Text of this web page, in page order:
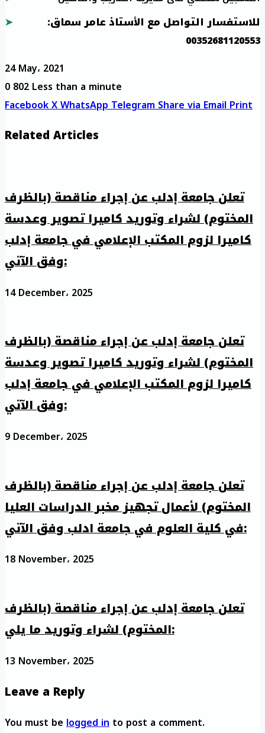
للاستفسار التواصل مع الأستاذ عامر سماق:
00352681120553
24 May، 2021
0802Less than a minute
FacebookXWhatsAppTelegramShare via EmailPrint
Related Articles
تعلن جامعة إدلب عن إجراء مناقصة (بالظرف
المختوم) لشراء وتوريد كاميرا تصوير وعدسة
كاميرا لزوم المكتب الإعلامي في جامعة إدلب
وفق الآتي:
14 December، 2025
تعلن جامعة إدلب عن إجراء مناقصة (بالظرف
المختوم) لشراء وتوريد كاميرا تصوير وعدسة
كاميرا لزوم المكتب الإعلامي في جامعة إدلب
وفق الآتي:
9 December، 2025
تعلن جامعة إدلب عن إجراء مناقصة (بالظرف
المختوم) لأعمال تجهيز مخبر الدراسات العليا
في كلية العلوم في جامعة ادلب وفق الآتي:
18 November، 2025
تعلن جامعة إدلب عن إجراء مناقصة (بالظرف
المختوم) لشراء وتوريد ما يلي:
13 November، 2025
Leave a Reply
You must belogged into post a comment.